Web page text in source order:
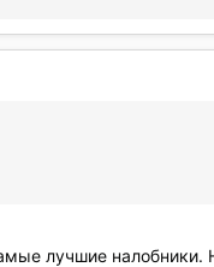
лучшие налобники.